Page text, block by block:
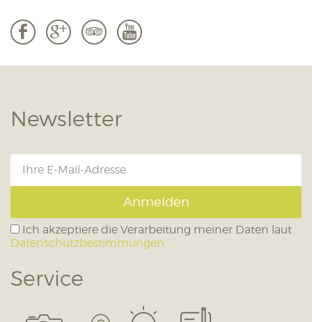
b c 3 r
Newsletter
Anmelden
Ich akzeptiere die Verarbeitung meiner Daten laut
Datenschutzbestimmungen
Service